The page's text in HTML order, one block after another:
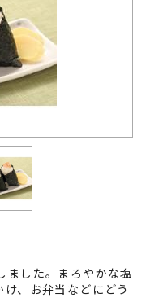
ました。まろやかな塩
、お弁当などにどう